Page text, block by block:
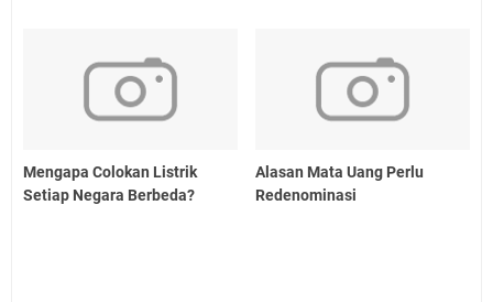
Mengapa Colokan Listrik
Setiap Negara Berbeda?
Alasan Mata Uang Perlu
Redenominasi